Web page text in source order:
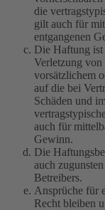
die
gilt auch für
entgangenen
Die Haftung ist
Verletzung
vorsätzlichem
auf die bei
Schäden und
auch für
Gewinn.
Die
auch
Betreibers.
Ansprüche für
Recht bleiben